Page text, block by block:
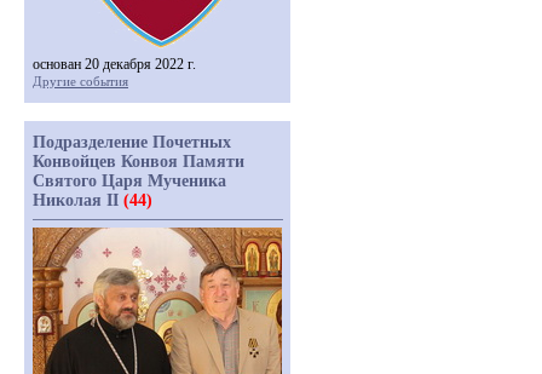
основан 20 декабря 2022 г.
Другие события
Подразделение Почетных
Конвойцев Конвоя Памяти
Святого Царя Мученика
Николая II (44)